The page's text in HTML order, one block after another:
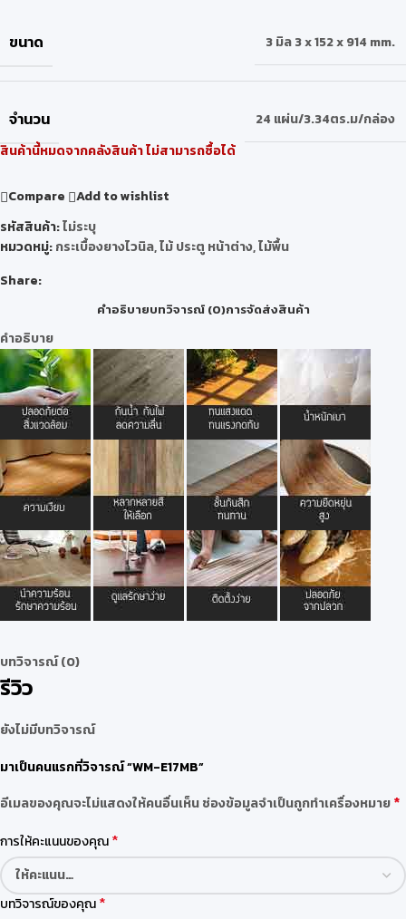
ขนาด 3 มิล 3 x 152 x 914 mm.
จำนวน
24 แผ่น/3.34ตร.ม/กล่อง
สินค้านี้หมดจากคลังสินค้า ไม่สามารถซื้อได้
Compare
Add to wishlist
รหัสสินค้า:ไม่ระบุ
หมวดหมู่:กระเบื้องยางไวนิล,ไม้ ประตู หน้าต่าง,ไม้พื้น
Share:
คำอธิบายบทวิจารณ์ (0)การจัดส่งสินค้า
คำอธิบาย
บทวิจารณ์ (0)
รีวิว
ยังไม่มีบทวิจารณ์
มาเป็นคนแรกที่วิจารณ์ “WM-E17MB”
อีเมลของคุณจะไม่แสดงให้คนอื่นเห็นช่องข้อมูลจำเป็นถูกทำเครื่องหมาย*
การให้คะแนนของคุณ*
บทวิจารณ์ของคุณ*